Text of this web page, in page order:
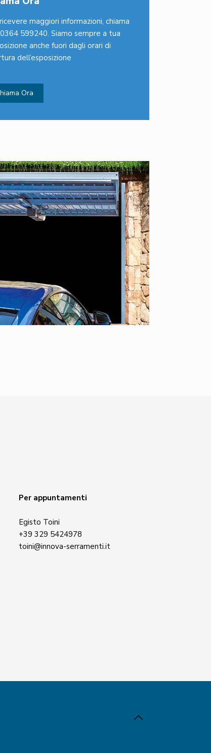
maggiori informazioni, chiama
599240. Siamo sempre a tua
anche fuori dagli orari di
dell’esposizione
Ora
Per appuntamenti
Egisto Toini
+39 329 5424978
toini@innova-serramenti.it